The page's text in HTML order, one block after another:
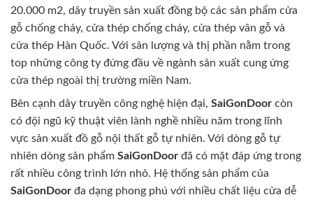
20.000 m2, dây truyền sản xuất đồng bộ các sản phẩm cửa
gỗ chống cháy, cửa thép chống cháy, cửa thép vân gỗ và
cửa thép Hàn Quốc. Với sản lượng và thị phần nằm trong
top những công ty đứng đầu về ngành sản xuất cung ứng
cửa thép ngoài thị trường miền Nam.
Bên cạnh dây truyền công nghệ hiện đại, SaiGonDoor còn
có đội ngũ kỹ thuật viên lành nghề nhiều năm trong lĩnh
vực sản xuất đồ gỗ nội thất gỗ tự nhiên. Với dòng gỗ tự
nhiên dòng sản phẩm SaiGonDoor đã có mặt đáp ứng trong
rất nhiều công trình lớn nhỏ. Hệ thống sản phẩm của
SaiGonDoor đa dạng phong phú với nhiều chất liệu cửa dễ